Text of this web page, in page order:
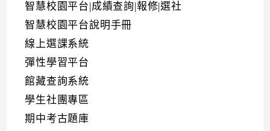
智慧校園平台|成績查詢|報修|選社
智慧校園平台說明手冊
線上選課系統
彈性學習平台
館藏查詢系統
學生社團專區
期中考古題庫